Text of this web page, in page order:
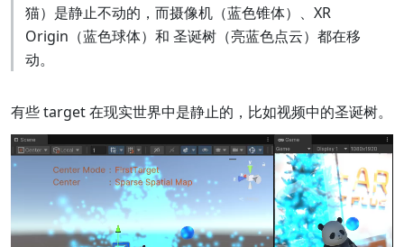
猫）是静止不动的，而摄像机（蓝色锥体）、XR
Origin（蓝色球体）和 圣诞树（亮蓝色点云）都在移
动。
有些 target 在现实世界中是静止的，比如视频中的圣诞树。